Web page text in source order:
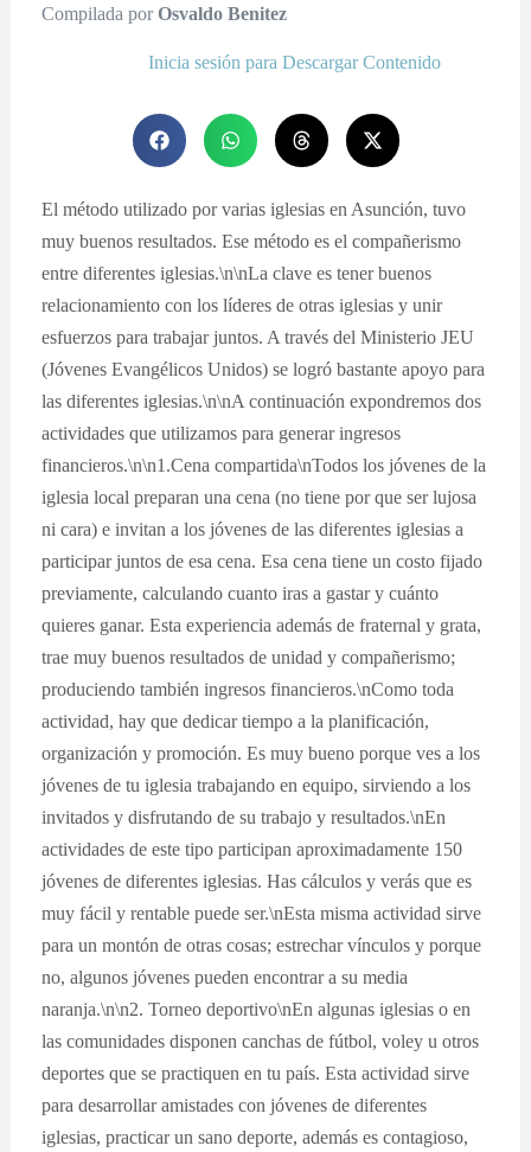
Compilada porOsvaldo Benitez
Inicia sesión para Descargar Contenido
El método utilizado por varias iglesias en Asunción, tuvo
muy buenos resultados. Ese método es el compañerismo
entre diferentes iglesias.\n\nLa clave es tener buenos
relacionamiento con los líderes de otras iglesias y unir
esfuerzos para trabajar juntos. A través del Ministerio JEU
(Jóvenes Evangélicos Unidos) se logró bastante apoyo para
las diferentes iglesias.\n\nA continuación expondremos dos
actividades que utilizamos para generar ingresos
financieros.\n\n1.Cena compartida\nTodos los jóvenes de la
iglesia local preparan una cena (no tiene por que ser lujosa
ni cara) e invitan a los jóvenes de las diferentes iglesias a
participar juntos de esa cena. Esa cena tiene un costo fijado
previamente, calculando cuanto iras a gastar y cuánto
quieres ganar. Esta experiencia además de fraternal y grata,
trae muy buenos resultados de unidad y compañerismo;
produciendo también ingresos financieros.\nComo toda
actividad, hay que dedicar tiempo a la planificación,
organización y promoción. Es muy bueno porque ves a los
jóvenes de tu iglesia trabajando en equipo, sirviendo a los
invitados y disfrutando de su trabajo y resultados.\nEn
actividades de este tipo participan aproximadamente 150
jóvenes de diferentes iglesias. Has cálculos y verás que es
muy fácil y rentable puede ser.\nEsta misma actividad sirve
para un montón de otras cosas; estrechar vínculos y porque
no, algunos jóvenes pueden encontrar a su media
naranja.\n\n2. Torneo deportivo\nEn algunas iglesias o en
las comunidades disponen canchas de fútbol, voley u otros
deportes que se practiquen en tu país. Esta actividad sirve
para desarrollar amistades con jóvenes de diferentes
iglesias, practicar un sano deporte, además es contagioso,